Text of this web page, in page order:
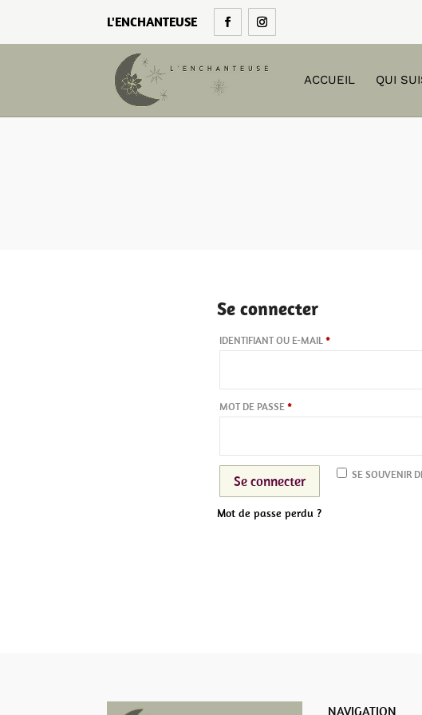
L'ENCHANTEUSE
ACCUEIL QUI
Se connecter
IDENTIFIANT OU E-MAIL*OBLIGATOIRE
MOT DE PASSE*OBLIGATOIRE
SE SOUVENIR
Se connecter
Mot de passe perdu ?
NAVIGATION